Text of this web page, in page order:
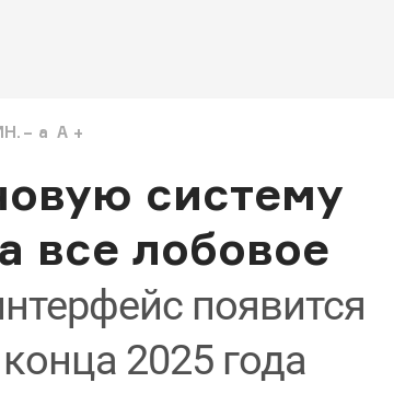
a A
систему
все лобовое
появится
2025 года